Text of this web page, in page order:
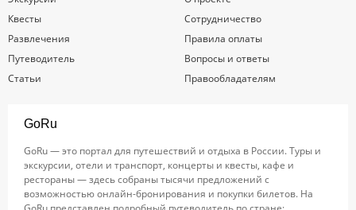
Квесты
Развлечения
Путеводитель
Статьи
Сотрудничество
Правила оплаты
Вопросы и ответы
Правообладателям
GoRu
GoRu — это портал для путешествий и отдыха в России. Туры и
экскурсии, отели и транспорт, концерты и квесты, кафе и
рестораны — здесь собраны тысячи предложений с
возможностью онлайн-бронирования и покупки билетов. На